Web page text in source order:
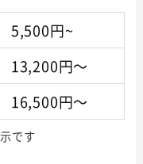
5,500円~
13,200円～
16,500円～
です